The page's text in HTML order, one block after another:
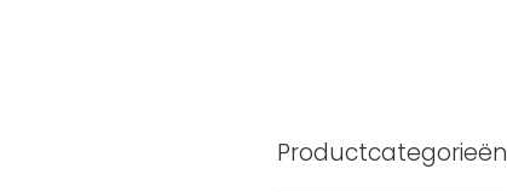
Productcategorieën